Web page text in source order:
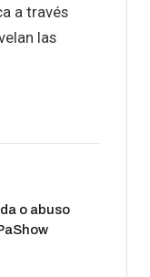
a través
las
o abuso